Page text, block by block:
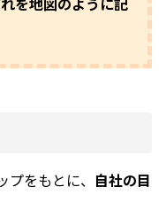
をもとに、 自社の目